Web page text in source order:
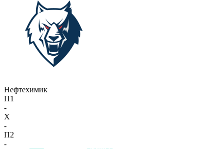
Нефтехимик
П1
-
X
-
П2
-